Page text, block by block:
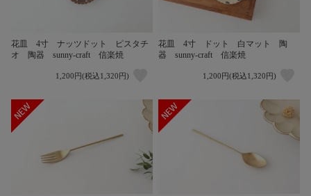
花皿 4寸 ナッツドット ピスタチ
オ 陶器 sunny-craft 信楽焼
1,200円(税込1,320円)
花皿 4寸 ドット 白マット 陶
器 sunny-craft 信楽焼
1,200円(税込1,320円)